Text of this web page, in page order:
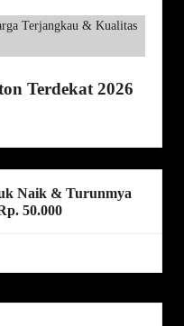
Terdekat 2026
Naik & Turunmya
50.000